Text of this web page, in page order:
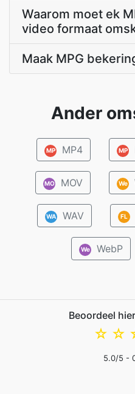
Waarom moet ek
video formaat
Maak MPG
Ander
MP MP4 MP
MO MOV We
WA WAV FL
We WebP
Beoordeel
☆
☆
5.0/5 -